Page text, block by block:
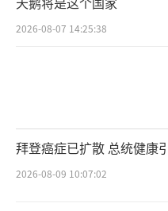
#夏季图文激励计
2026-08-07 14:25:38
拜登癌症已扩散 总统健康
2026-08-09 10:07:02